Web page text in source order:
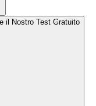
il Nostro Test Gratuito